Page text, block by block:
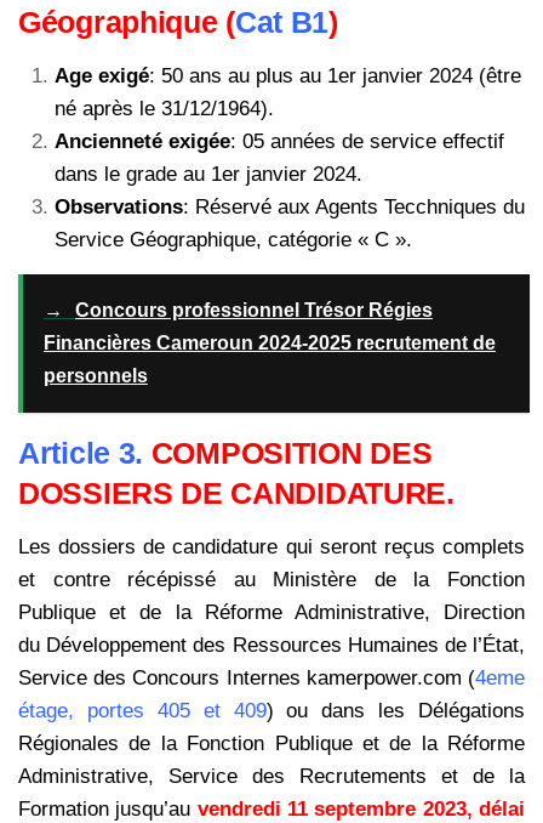
Géographique (Cat B1)
Age exigé: 50 ans au plus au 1er janvier 2024 (être
né après le 31/12/1964).
Ancienneté exigée: 05 années de service effectif
dans le grade au 1er janvier 2024.
Observations: Réservé aux Agents Tecchniques du
Service Géographique, catégorie « C ».
→
Concours professionnel Trésor Régies
Financières Cameroun 2024-2025 recrutement de
personnels
Article 3. COMPOSITION DES
DOSSIERS DE CANDIDATURE.
Les dossiers de candidature qui seront reçus complets
et contre récépissé au Ministère de la Fonction
Publique et de la Réforme Administrative, Direction
du Développement des Ressources Humaines de l’État,
Service des Concours Internes kamerpower.com (4eme
étage, portes 405 et 409) ou dans les Délégations
Régionales de la Fonction Publique et de la Réforme
Administrative, Service des Recrutements et de la
Formation jusqu’au vendredi 11 septembre 2023, délai